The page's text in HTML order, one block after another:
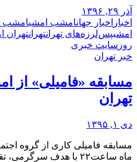
آذر ۲۹, ۱۳۹۶
اخبار اخبار جهانامشب امشبامشب
امشبپس‌لرزه‌های تهرانتهرانتهران
روز سایت خبری
خبر تهران
مسابقه «فامیلی» از
تهران
دی ۱, ۱۳۹۵
مسابقه فامیلی کاری از گروه
ماه ساعت۲۲ با هدف